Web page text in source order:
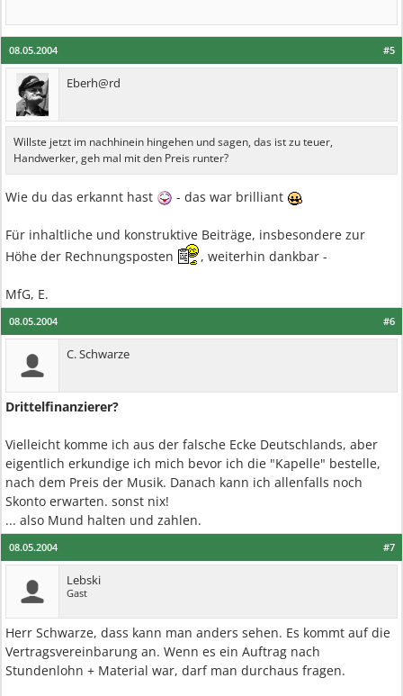
#5
08.05.2004
Eberh@rd
Willste jetzt im nachhinein hingehen und sagen, das ist zu teuer,
Handwerker, geh mal mit den Preis runter?
Wie du das erkannt hast - das war brilliant
Für inhaltliche und konstruktive Beiträge, insbesondere zur
Höhe der Rechnungsposten
, weiterhin dankbar -
MfG, E.
#6
08.05.2004
C. Schwarze
Drittelfinanzierer?
Vielleicht komme ich aus der falsche Ecke Deutschlands, aber
eigentlich erkundige ich mich bevor ich die "Kapelle" bestelle,
nach dem Preis der Musik. Danach kann ich allenfalls noch
Skonto erwarten. sonst nix!
... also Mund halten und zahlen.
#7
08.05.2004
Lebski
Gast
Herr Schwarze, dass kann man anders sehen. Es kommt auf die
Vertragsvereinbarung an. Wenn es ein Auftrag nach
Stundenlohn + Material war, darf man durchaus fragen.